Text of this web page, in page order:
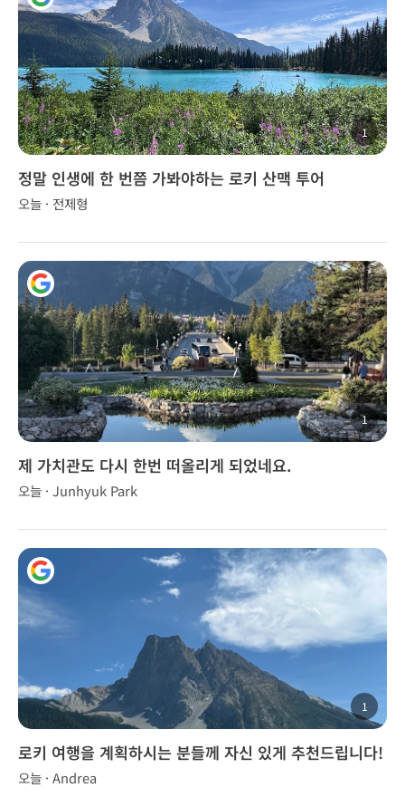
1
정말 인생에 한 번쯤 가봐야하는 로키 산맥 투어
오늘 · 전제형
1
제 가치관도 다시 한번 떠올리게 되었네요.
오늘 · Junhyuk Park
1
로키 여행을 계획하시는 분들께 자신 있게 추천드립니다!
오늘 · Andrea